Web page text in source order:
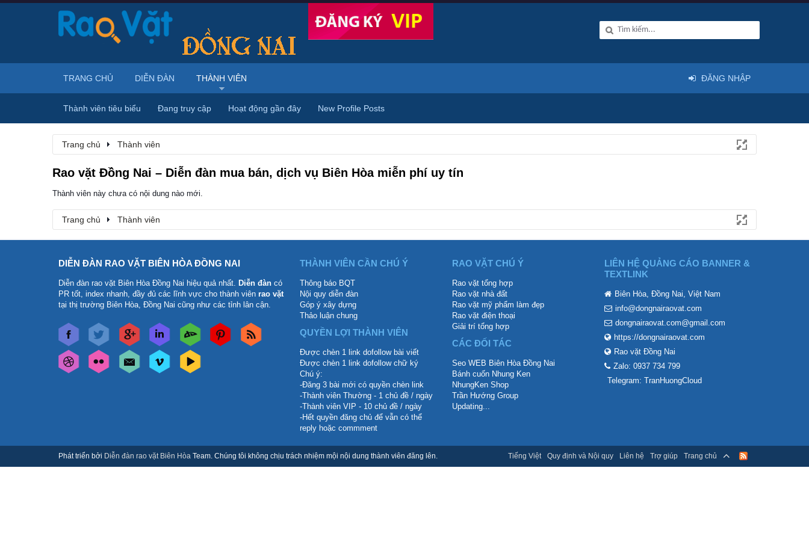
Trang chủ Thành viên
Rao vặt Đồng Nai – Diễn đàn mua bán, dịch vụ Biên Hòa miễn phí uy tín
Thành viên này chưa có nội dung nào mới.
Trang chủ Thành viên
TRANG CHỦ DIỄN ĐÀN THÀNH VIÊN
Thành viên tiêu biểu Đang truy cập Hoạt động gần đây New Profile Posts
ĐĂNG NHẬP
DIỄN ĐÀN RAO VẶT BIÊN HÒA ĐỒNG NAI
Diễn đàn rao vặt Biên Hòa Đồng Nai hiệu quả nhất. Diễn đàn có
PR tốt, index nhanh, đầy đủ các lĩnh vực cho thành viên rao vặt
tại thị trường Biên Hòa, Đồng Nai cũng như các tỉnh lân cận.
THÀNH VIÊN CẦN CHÚ Ý
Thông báo BQT
Nội quy diễn đàn
Góp ý xây dựng
Thảo luận chung
QUYỀN LỢI THÀNH VIÊN
Được chèn 1 link dofollow bài viết
Được chèn 1 link dofollow chữ ký
Chú ý:
-Đăng 3 bài mới có quyền chèn link
-Thành viên Thường - 1 chủ đề / ngày
-Thành viên VIP - 10 chủ đề / ngày
-Hết quyền đăng chủ để vẫn có thể
reply hoặc commment
RAO VẶT CHÚ Ý
Rao vặt tổng hợp
Rao vặt nhà đất
Rao vặt mỹ phẩm làm đẹp
Rao vặt điện thoại
Giải trí tổng hợp
CÁC ĐỐI TÁC
Seo WEB Biên Hòa Đồng Nai
Bánh cuốn Nhung Ken
NhungKen Shop
Trần Hướng Group
Updating...
LIÊN HỆ QUẢNG CÁO BANNER &
TEXTLINK
Biên Hòa, Đồng Nai, Việt Nam
info@dongnairaovat.com
dongnairaovat.com@gmail.com
https://dongnairaovat.com
Rao vặt Đồng Nai
Zalo: 0937 734 799
Telegram: TranHuongCloud
Phát triển bởi Diễn đàn rao vặt Biên Hòa Team. Chúng tôi không chịu trách nhiệm mội nội dung thành viên đăng lên. Tiếng Việt Quy định và Nội quy Liên hệ Trợ giúp Trang chủ